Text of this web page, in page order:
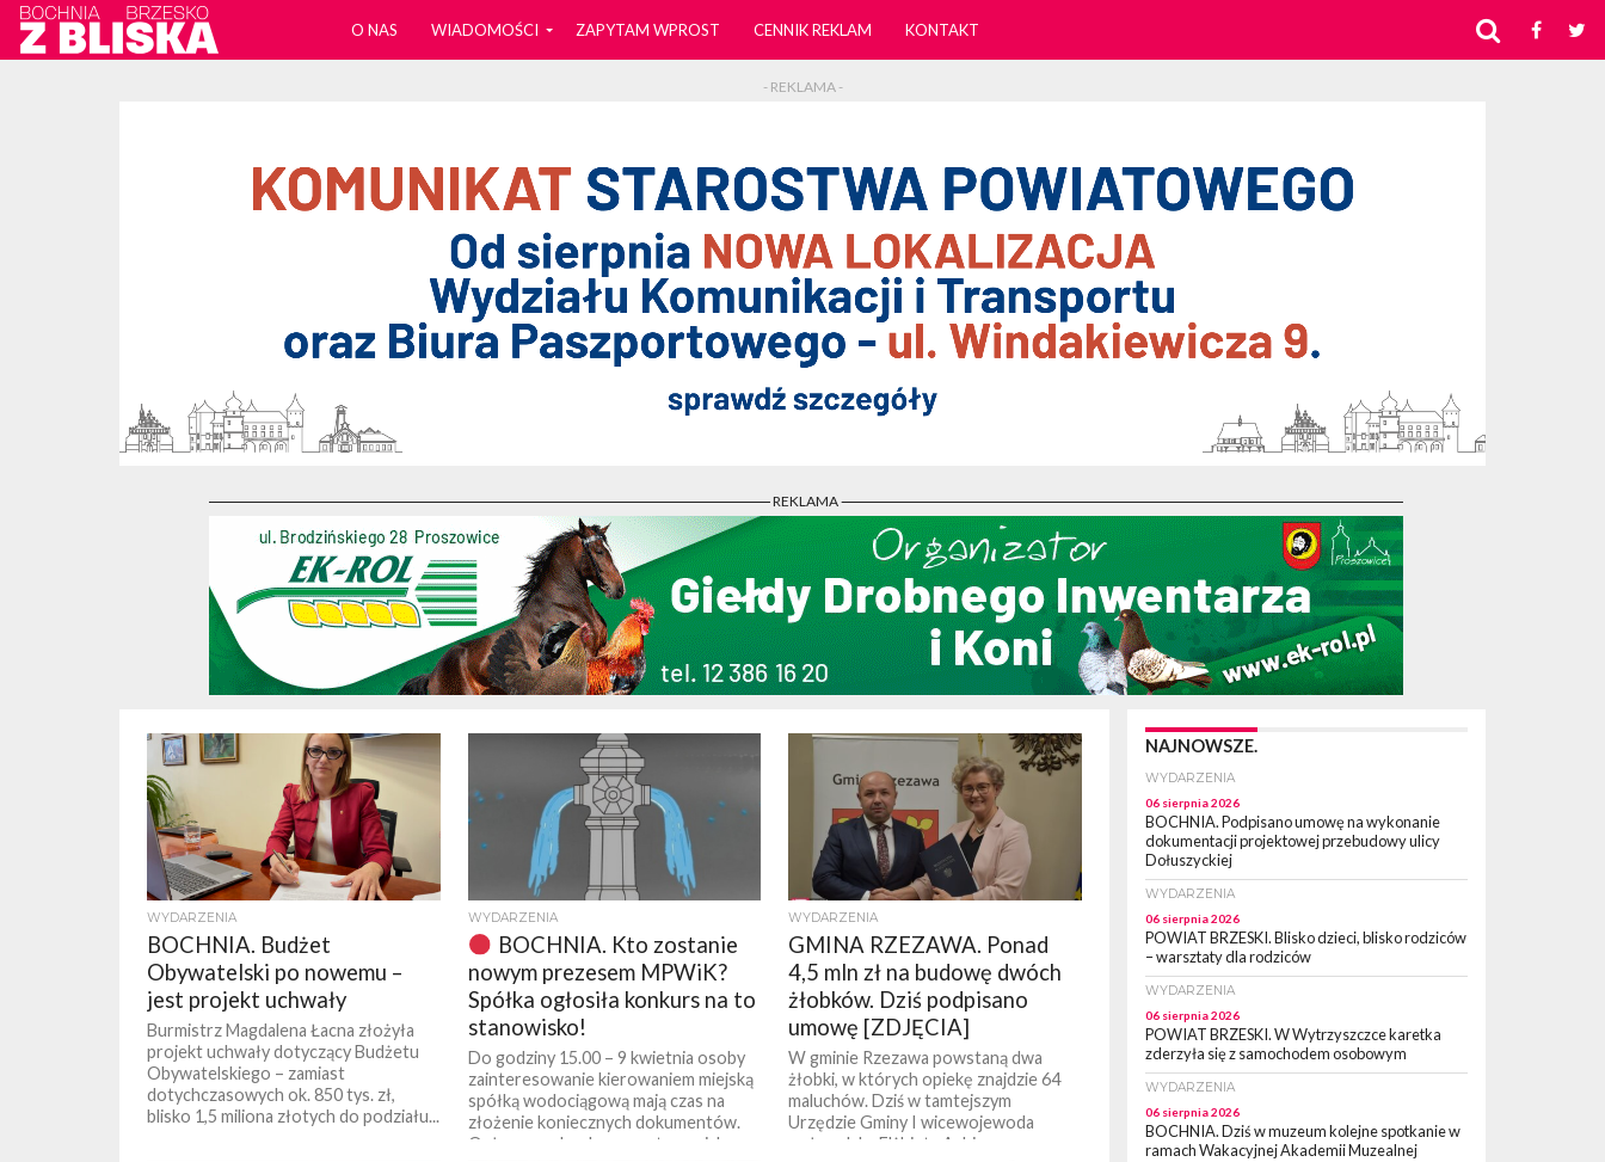
O NAS WIADOMOŚCI ZAPYTAM WPROST CENNIK REKLAM KONTAKT
- REKLAMA -
- REKLAMA -
WYDARZENIA
BOCHNIA. Budżet
Obywatelski po nowemu –
jest projekt uchwały
Burmistrz Magdalena Łacna złożyła
projekt uchwały dotyczący Budżetu
Obywatelskiego – zamiast
dotychczasowych ok. 850 tys. zł,
blisko 1,5 miliona złotych do podziału...
WYDARZENIA
BOCHNIA. Kto zostanie
nowym prezesem MPWiK?
Spółka ogłosiła konkurs na to
stanowisko!
Do godziny 15.00 – 9 kwietnia osoby
zainteresowanie kierowaniem miejską
spółką wodociągową mają czas na
złożenie koniecznych dokumentów.
Ogłoszono konkurs na stanowisko...
WYDARZENIA
GMINA RZEZAWA. Ponad
4,5 mln zł na budowę dwóch
żłobków. Dziś podpisano
umowę [ZDJĘCIA]
W gminie Rzezawa powstaną dwa
żłobki, w których opiekę znajdzie 64
maluchów. Dziś w tamtejszym
Urzędzie Gminy I wicewojewoda
małopolska Elżbieta Achinger...
NAJNOWSZE.
WYDARZENIA
06 sierpnia 2026
BOCHNIA. Podpisano umowę na wykonanie
dokumentacji projektowej przebudowy ulicy
Dołuszyckiej
WYDARZENIA
06 sierpnia 2026
POWIAT BRZESKI. Blisko dzieci, blisko rodziców
– warsztaty dla rodziców
WYDARZENIA
06 sierpnia 2026
POWIAT BRZESKI. W Wytrzyszczce karetka
zderzyła się z samochodem osobowym
WYDARZENIA
06 sierpnia 2026
BOCHNIA. Dziś w muzeum kolejne spotkanie w
ramach Wakacyjnej Akademii Muzealnej